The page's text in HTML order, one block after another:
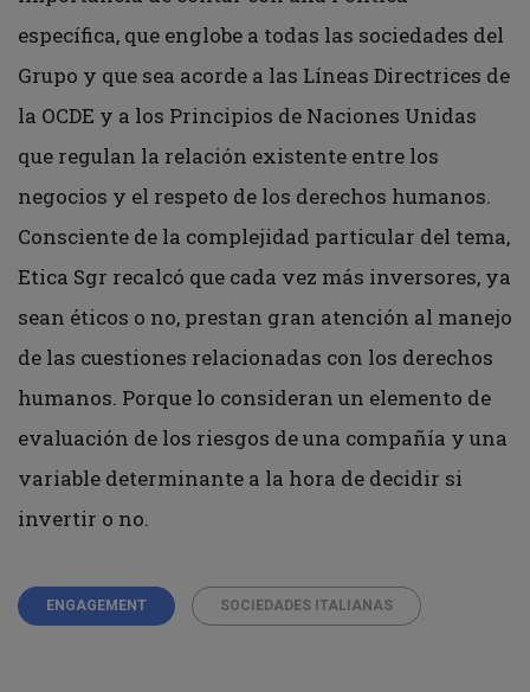
específica, que englobe a todas las sociedades del
Grupo y que sea acorde a las Líneas Directrices de
la OCDE y a los Principios de Naciones Unidas
que regulan la relación existente entre los
negocios y el respeto de los derechos humanos.
Consciente de la complejidad particular del tema,
Etica Sgr recalcó que cada vez más inversores, ya
sean éticos o no, prestan gran atención al manejo
de las cuestiones relacionadas con los derechos
humanos. Porque lo consideran un elemento de
evaluación de los riesgos de una compañía y una
variable determinante a la hora de decidir si
invertir o no.
ENGAGEMENT SOCIEDADES ITALIANAS